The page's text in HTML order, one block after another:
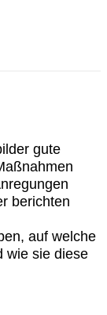
gute
berichten
auf welche
wie sie diese